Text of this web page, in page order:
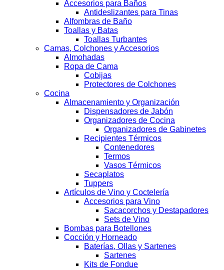
Accesorios para Baños
Antideslizantes para Tinas
Alfombras de Baño
Toallas y Batas
Toallas Turbantes
Camas, Colchones y Accesorios
Almohadas
Ropa de Cama
Cobijas
Protectores de Colchones
Cocina
Almacenamiento y Organización
Dispensadores de Jabón
Organizadores de Cocina
Organizadores de Gabinetes
Recipientes Térmicos
Contenedores
Termos
Vasos Térmicos
Secaplatos
Tuppers
Artículos de Vino y Coctelería
Accesorios para Vino
Sacacorchos y Destapadores
Sets de Vino
Bombas para Botellones
Cocción y Horneado
Baterías, Ollas y Sartenes
Sartenes
Kits de Fondue